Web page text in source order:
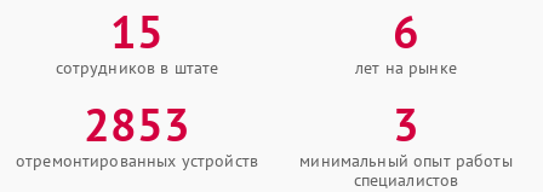
15
сотрудников в штате
6
лет на рынке
2853
отремонтированных устройств
3
минимальный опыт работы
специалистов